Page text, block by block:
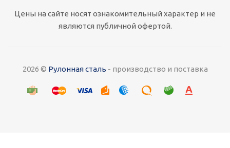
Цены на сайте носят ознакомительный характер и не
являются публичной офертой.
2026 © Рулонная сталь - производство и поставка